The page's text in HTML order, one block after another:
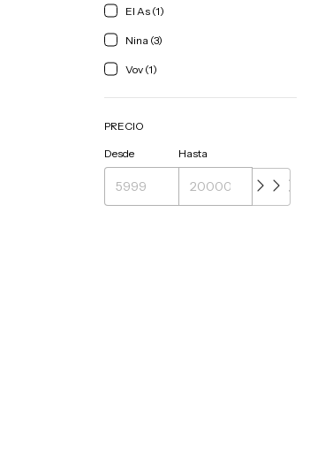
El As (1)
Nina (3)
Vov (1)
PRECIO
Desde Hasta